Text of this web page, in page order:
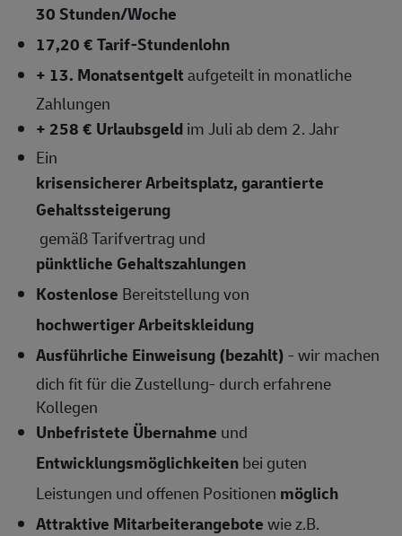
30 Stunden/Woche
17,20 € Tarif-Stundenlohn
+ 13. Monatsentgeltaufgeteilt in monatliche
Zahlungen
+ 258 € Urlaubsgeldim Juli ab dem 2. Jahr
Ein
krisensicherer Arbeitsplatz, garantierte
Gehaltssteigerung
gemäß Tarifvertrag und
pünktliche Gehaltszahlungen
Kostenlose Bereitstellung von
hochwertiger Arbeitskleidung
Ausführliche Einweisung (bezahlt)- wir machen
dich fit für die Zustellung- durch erfahrene
Kollegen
Unbefristete Übernahme und
Entwicklungsmöglichkeitenbei guten
Leistungen und offenen Positionen möglich
Attraktive Mitarbeiterangebotewie z.B.